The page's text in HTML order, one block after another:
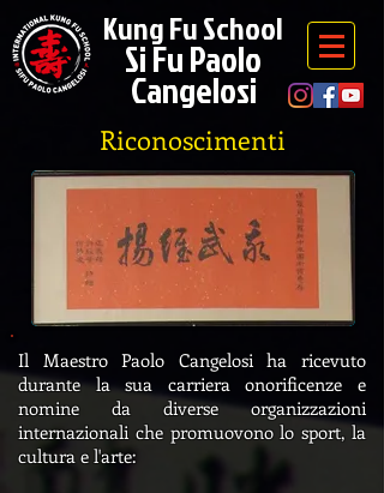
Kung Fu School
Si Fu Paolo
Cangelosi
Riconoscimenti
Il Maestro Paolo Cangelosi ha ricevuto
durante la sua carriera onorificenze e
nomine da diverse organizzazioni
internazionali che promuovono lo sport, la
cultura e l'arte: